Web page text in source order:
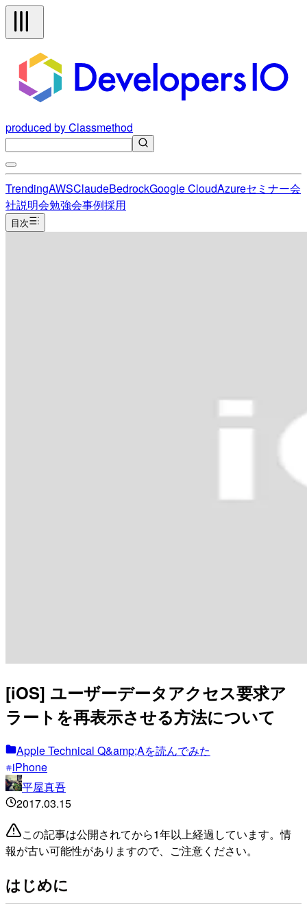
produced by Classmethod
TrendingAWSClaudeBedrockGoogle CloudAzureセミナー会
社説明会勉強会事例採用
目次
[iOS] ユーザーデータアクセス要求ア
ラートを再表示させる方法について
Apple Technical Q&amp;Aを読んでみた
iPhone
平屋真吾
2017.03.15
この記事は公開されてから1年以上経過しています。情
報が古い可能性がありますので、ご注意ください。
はじめに